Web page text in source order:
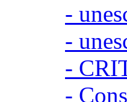
-
-
-
-